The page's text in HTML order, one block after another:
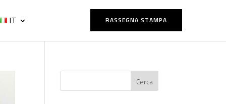
IT RASSEGNA STAMPA
Cerca